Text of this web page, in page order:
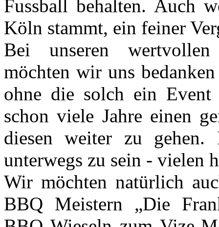
Fussball behalten. Auch
Köln stammt, ein feiner
Bei unseren
möchten wir uns
ohne die solch ein
schon viele Jahre einen
diesen weiter zu
unterwegs zu sein - vielen
Wir möchten natürlich
BBQ Meistern „Die